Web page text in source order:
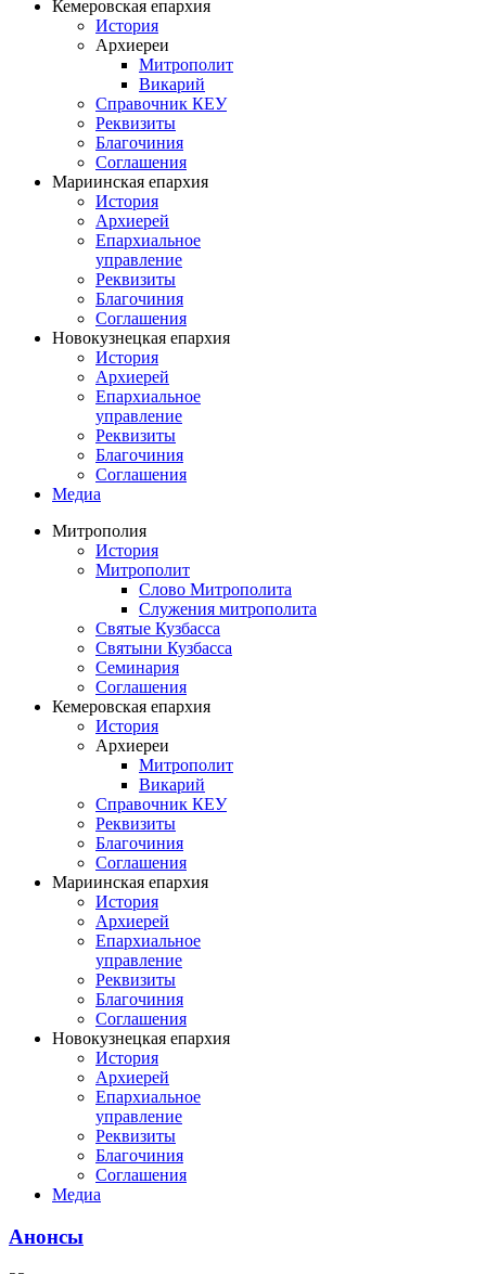
Кемеровская епархия
История
Архиереи
Митрополит
Викарий
Справочник КЕУ
Реквизиты
Благочиния
Соглашения
Мариинская епархия
История
Архиерей
Епархиальное
управление
Реквизиты
Благочиния
Соглашения
Новокузнецкая епархия
История
Архиерей
Епархиальное
управление
Реквизиты
Благочиния
Соглашения
Медиа
Митрополия
История
Митрополит
Слово Митрополита
Служения митрополита
Святые Кузбасса
Святыни Кузбасса
Семинария
Соглашения
Кемеровская епархия
История
Архиереи
Митрополит
Викарий
Справочник КЕУ
Реквизиты
Благочиния
Соглашения
Мариинская епархия
История
Архиерей
Епархиальное
управление
Реквизиты
Благочиния
Соглашения
Новокузнецкая епархия
История
Архиерей
Епархиальное
управление
Реквизиты
Благочиния
Соглашения
Медиа
Анонсы